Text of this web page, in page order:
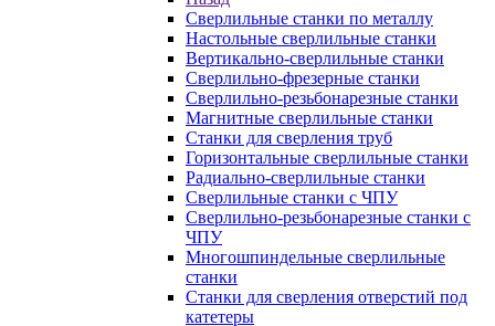
Сверлильные станки по металлу
Настольные сверлильные станки
Вертикально-сверлильные станки
Сверлильно-фрезерные станки
Сверлильно-резьбонарезные станки
Магнитные сверлильные станки
Станки для сверления труб
Горизонтальные сверлильные станки
Радиально-сверлильные станки
Сверлильные станки с ЧПУ
Сверлильно-резьбонарезные станки с
ЧПУ
Многошпиндельные сверлильные
станки
Станки для сверления отверстий под
катетеры